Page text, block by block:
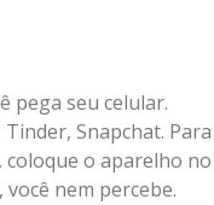
pega seu celular.
Snapchat. Para
coloque o aparelho no
nem percebe.